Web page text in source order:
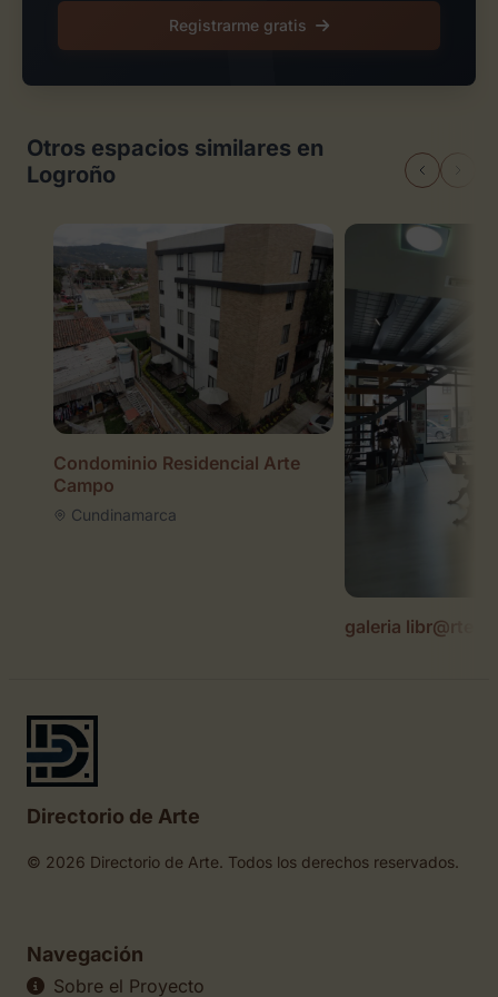
Registrarme gratis
Otros espacios similares en
Logroño
Condominio Residencial Arte
Campo
Cundinamarca
galeria libr@rte
Directorio de Arte
© 2026 Directorio de Arte. Todos los derechos reservados.
Navegación
Sobre el Proyecto